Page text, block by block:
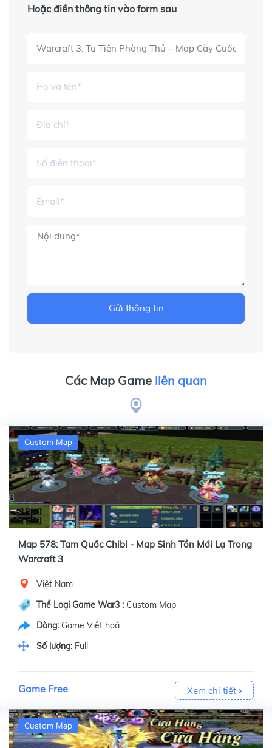
Hoặc điền thông tin vào form sau
Gửi thông tin
Các Map Game liên quan
Custom Map
Map 578: Tam Quốc Chibi - Map Sinh Tồn Mới Lạ Trong
Warcraft 3
Việt Nam
Thể Loại Game War3 : Custom Map
Dòng: Game Việt hoá
Số lượng: Full
Game Free Xem chi tiết
Custom Map